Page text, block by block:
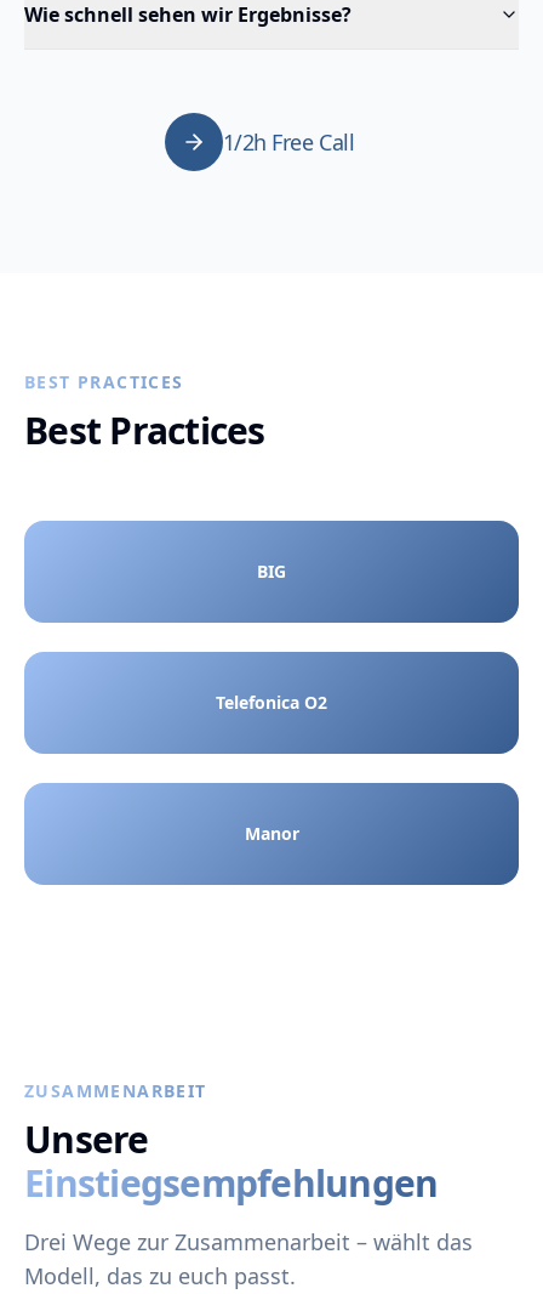
Wie schnell sehen wir Ergebnisse?
1/2h Free Call
BEST PRACTICES
Best Practices
BIG
Telefonica O2
Manor
ZUSAMMENARBEIT
Unsere
Einstiegsempfehlungen
Drei Wege zur Zusammenarbeit – wählt das
Modell, das zu euch passt.